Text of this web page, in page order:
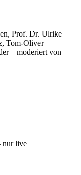
Prof. Dr. Ulrike
Tom-Oliver
– moderiert von
nur live